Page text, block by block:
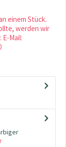
einem Stück.
werden wir
Mail: